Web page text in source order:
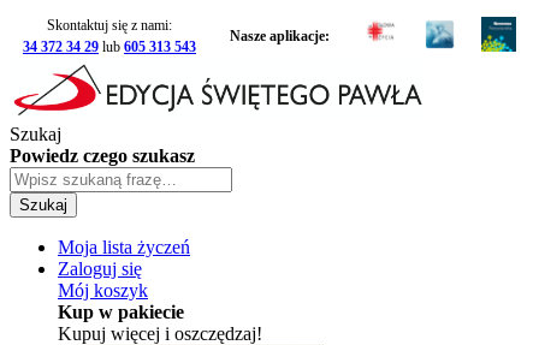
Skontaktuj się z nami:
34 372 34 29 lub 605 313 543
Nasze aplikacje:
Szukaj
Powiedz czego szukasz
Szukaj
Moja lista życzeń
Zaloguj się
Mój koszyk
Kup w pakiecie
Kupuj więcej i oszczędzaj!